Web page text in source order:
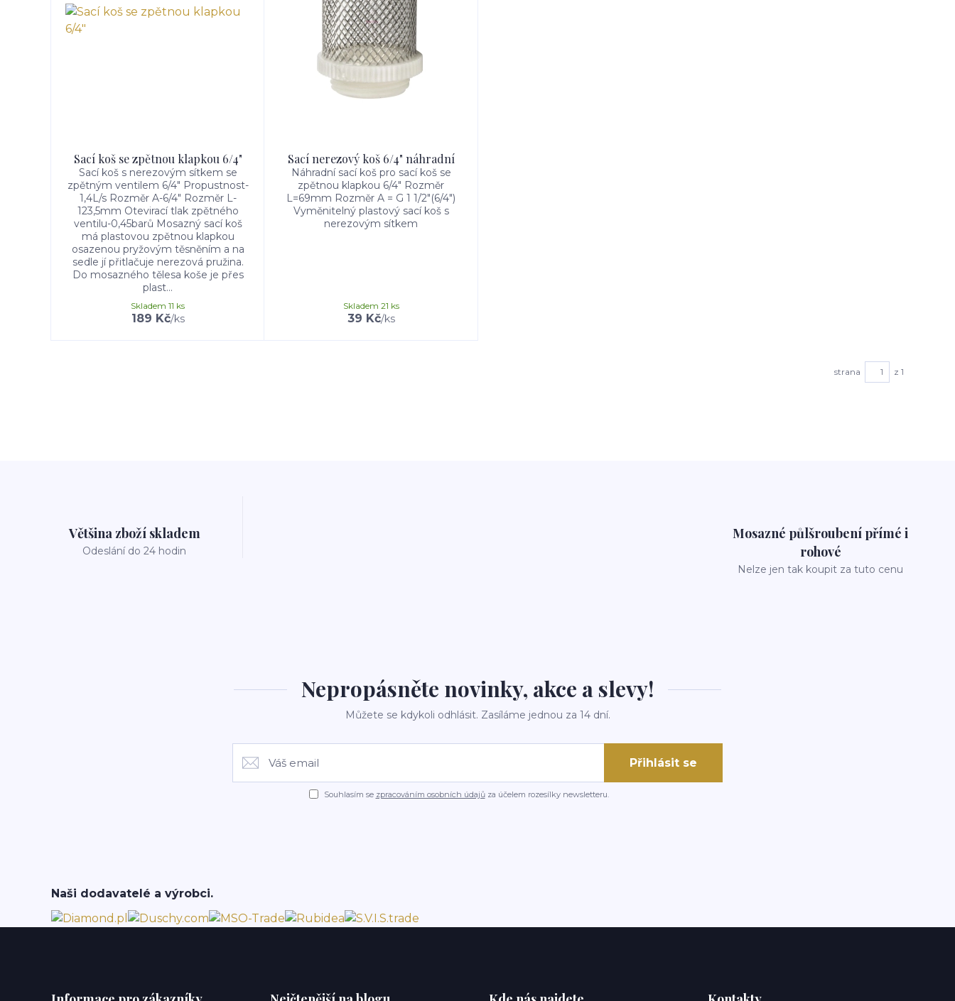
Sací koš se zpětnou klapkou 6/4"
Sací koš s nerezovým sítkem se
zpětným ventilem 6/4" Propustnost-
1,4L/s Rozměr A-6/4" Rozměr L-
123,5mm Otevirací tlak zpětného
ventilu-0,45barů Mosazný sací koš
má plastovou zpětnou klapkou
osazenou pryžovým těsněním a na
sedle jí přitlačuje nerezová pružina.
Do mosazného tělesa koše je přes
plast...
189 Kč/ks
Skladem 11 ks
Sací nerezový koš 6/4" náhradní
Náhradní sací koš pro sací koš se
zpětnou klapkou 6/4" Rozměr
L=69mm Rozměr A = G 1 1/2"(6/4")
Vyměnitelný plastový sací koš s
nerezovým sítkem
39 Kč/ks
Skladem 21 ks
strana z 1
Většina zboží skladem
Odeslání do 24 hodin
Mosazné půlšroubení přímé i
rohové
Nelze jen tak koupit za tuto cenu
Nepropásněte novinky, akce a slevy!
Můžete se kdykoli odhlásit. Zasíláme jednou za 14 dní.
Přihlásit se
Souhlasím se zpracováním osobních údajůza účelem rozesílky newsletteru.
Naši dodavatelé a výrobci.